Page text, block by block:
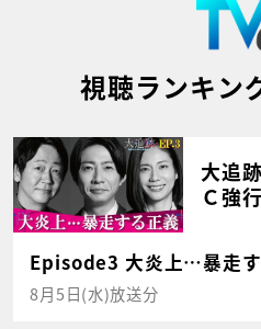
視聴ランキン
大追
Ｃ強
Episode3 大炎上…暴走
8月5日(水)放送分